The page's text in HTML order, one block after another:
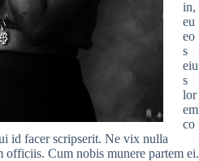
in,
eu
eo
s
eiu
s
lor
em
co
id facer scripserit. Ne vix nulla
officiis. Cum nobis munere partem ei.